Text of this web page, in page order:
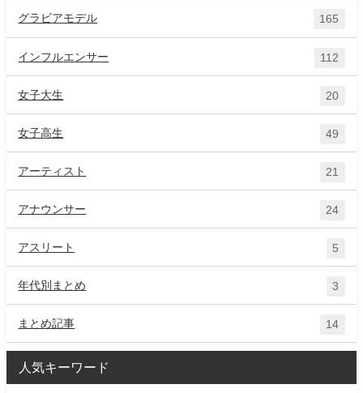
グラビアモデル 165
インフルエンサー 112
女子大生 20
女子高生 49
アーティスト 21
アナウンサー 24
アスリート 5
年代別まとめ 3
まとめ記事 14
人気キーワード